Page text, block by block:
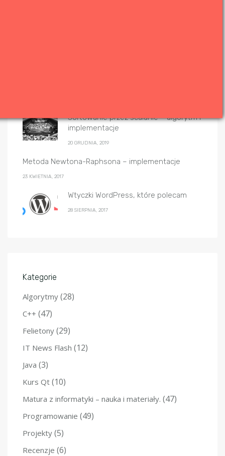
Sortowanie przez scalanie – algorytm i
implementacje
20 GRUDNIA, 2019
Metoda Newtona-Raphsona – implementacje
23 KWIETNIA, 2017
Wtyczki WordPress, które polecam
28 SIERPNIA, 2017
Kategorie
Algorytmy (28)
C++ (47)
Felietony (29)
IT News Flash (12)
Java (3)
Kurs Qt (10)
Matura z informatyki – nauka i materiały. (47)
Programowanie (49)
Projekty (5)
Recenzje (6)